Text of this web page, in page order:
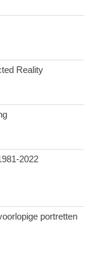
Reality
2022
portretten